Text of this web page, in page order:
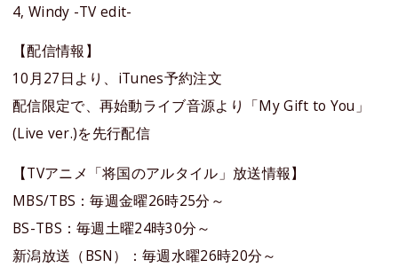
4, Windy -TV edit-
【配信情報】
10月27日より、iTunes予約注文
配信限定で、再始動ライブ音源より「My Gift to You」
(Live ver.)を先行配信
【TVアニメ「将国のアルタイル」放送情報】
MBS/TBS：毎週金曜26時25分～
BS-TBS：毎週土曜24時30分～
新潟放送（BSN）：毎週水曜26時20分～